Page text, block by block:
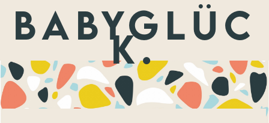
Babyglüc
k.